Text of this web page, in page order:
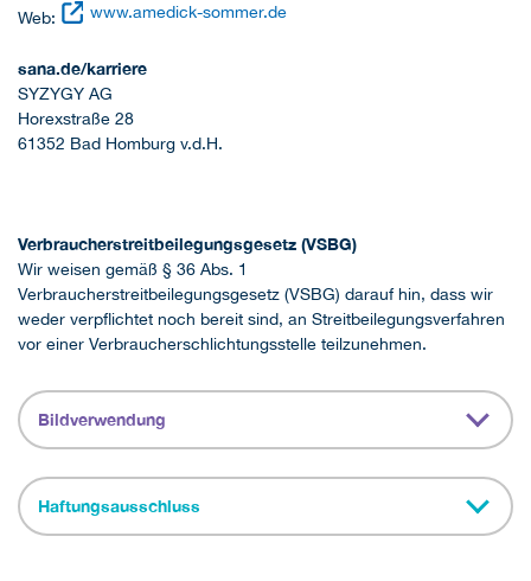
Web:
www.amedick-sommer.de
sana.de/karriere
SYZYGY AG
Horexstraße 28
61352 Bad Homburg v.d.H.
Verbraucherstreitbeilegungsgesetz (VSBG)
Wir weisen gemäß § 36 Abs. 1
Verbraucherstreitbeilegungsgesetz (VSBG) darauf hin, dass wir
weder verpflichtet noch bereit sind, an Streitbeilegungsverfahren
vor einer Verbraucherschlichtungsstelle teilzunehmen.
Bildverwendung
Haftungsausschluss